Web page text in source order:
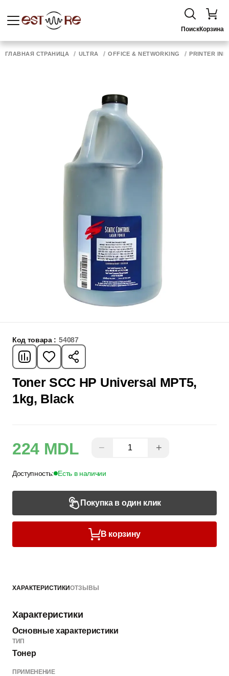
ПоискКорзина
ГЛАВНАЯ СТРАНИЦА ULTRA OFFICE & NETWORKING PRINTER
Код товара : 54087
Toner SCC HP Universal MPT5,
1kg, Black
224 MDL − +
Доступность: Есть в наличии
Покупка в один клик
В корзину
ХАРАКТЕРИСТИКИОТЗЫВЫ
Характеристики
Основные характеристики
ТИП
Тонер
ПРИМЕНЕНИЕ